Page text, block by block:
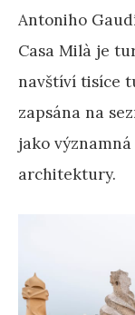
Antoniho
Casa Milà je
navštíví tisíce
zapsána na
jako
architektury.